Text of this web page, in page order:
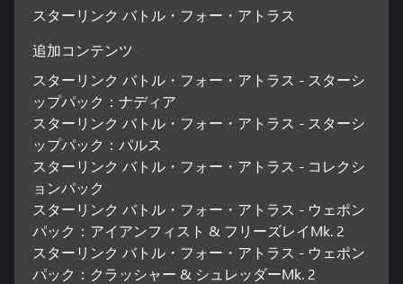
スターリンク バトル・フォー・アトラス
追加コンテンツ
スターリンク バトル・フォー・アトラス - スターシ
ップパック：ナディア
スターリンク バトル・フォー・アトラス - スターシ
ップパック：パルス
スターリンク バトル・フォー・アトラス - コレクシ
ョンパック
スターリンク バトル・フォー・アトラス - ウェポン
パック：アイアンフィスト & フリーズレイMk. 2
スターリンク バトル・フォー・アトラス - ウェポン
パック：クラッシャー & シュレッダーMk. 2